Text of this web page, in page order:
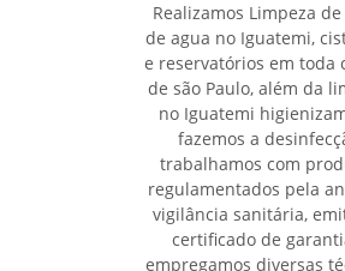
Realizamos Limpeza de
de agua no Iguatemi,
e reservatórios em toda
de são Paulo, além da
no Iguatemi
fazemos a
trabalhamos com
regulamentados pela
vigilância sanitária,
certificado de
empregamos diversas